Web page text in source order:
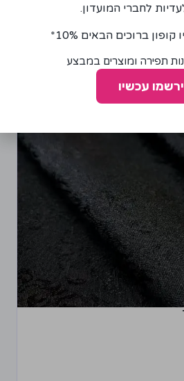
לחברי המועדון.
ברוכים הבאים 10%*
תפירה ומוצרים במבצע
עכשיו